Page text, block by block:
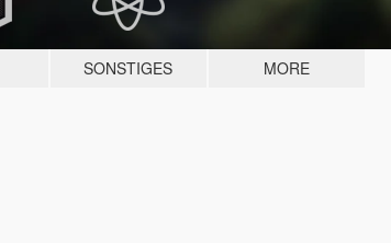
SONSTIGES MORE